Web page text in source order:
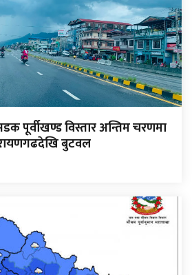
पूर्वीखण्ड विस्तार अन्तिम चरणमा
बुटवल